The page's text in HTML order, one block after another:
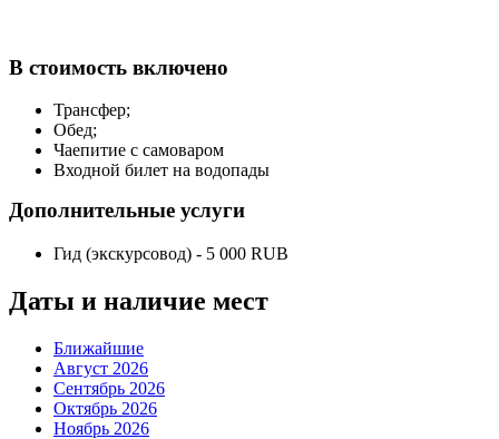
В стоимость включено
Трансфер;
Обед;
Чаепитие с самоваром
Входной билет на водопады
Дополнительные услуги
Гид (экскурсовод) - 5 000 RUB
Даты и наличие мест
Ближайшие
Август 2026
Сентябрь 2026
Октябрь 2026
Ноябрь 2026